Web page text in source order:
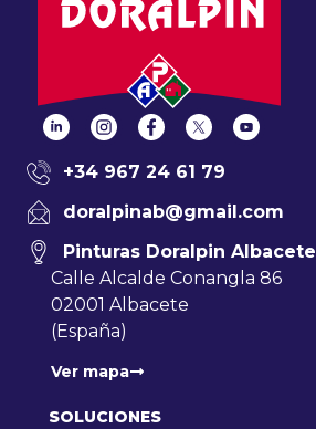
+34 967 24 61 79
doralpinab@gmail.com
Pinturas Doralpin Albacete
Calle Alcalde Conangla 86
02001 Albacete
(España)
Ver mapa
SOLUCIONES